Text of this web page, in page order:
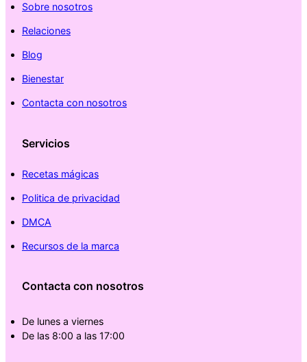
Sobre nosotros
Relaciones
Blog
Bienestar
Contacta con nosotros
Servicios
Recetas mágicas
Politica de privacidad
DMCA
Recursos de la marca
Contacta con nosotros
De lunes a viernes
De las 8:00 a las 17:00